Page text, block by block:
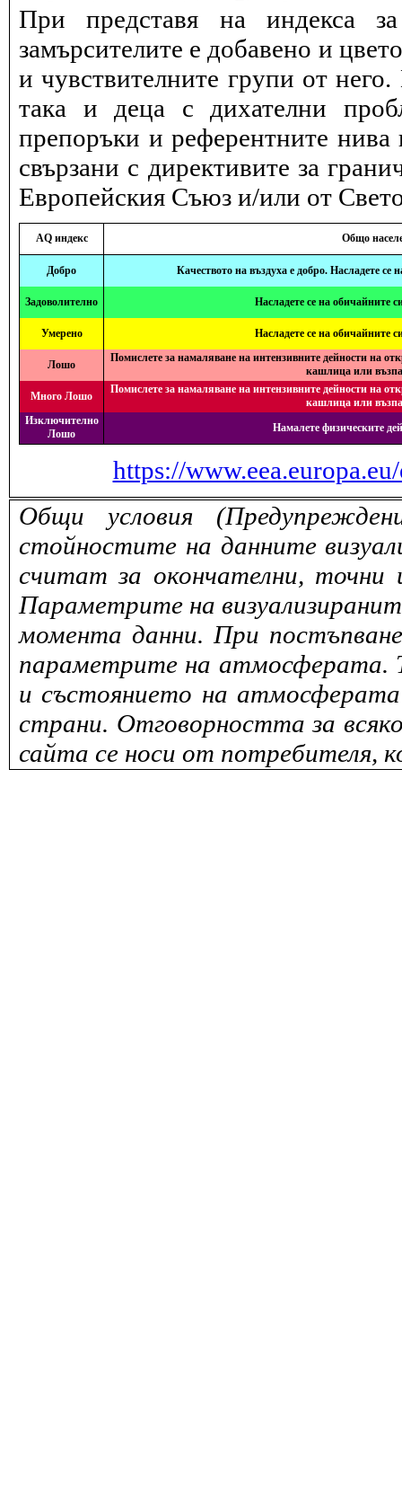
При представя на индекса
замърсителите е добавено и
и чувствителните групи от
така и деца с дихателни
препоръки и референтните нива
свързани с директивите за
Европейския Съюз и/или от
AQ индекс Общо
Добро Качеството на въздуха е добро. Насладете се
Задоволително Насладете се на обичайните
Умерено Насладете се на обичайните
Лошо
Помислете за намаляване на интензивните дейности на
кашлица или
Много Лошо
Помислете за намаляване на интензивните дейности на
кашлица или
Изключително
Лошо
Намалете физическите
https://
Общи условия
стойностите на данните
считат за окончателни,
Параметрите на
момента данни. При
параметрите на атмосферата.
и състоянието на
страни. Отговорността за
сайта се носи от потребителя,